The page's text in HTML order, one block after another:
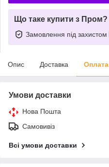
Що таке купити з Пром?
Замовлення під захистом
Опис Доставка Оплата
Умови доставки
Нова Пошта
Самовивіз
Всі умови доставки